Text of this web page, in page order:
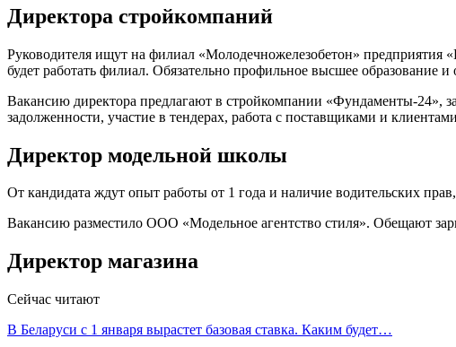
Директора стройкомпаний
Руководителя ищут на филиал «Молодечножелезобетон» предприятия
будет работать филиал. Обязательно профильное высшее образование и
Вакансию директора предлагают в стройкомпании «Фундаменты-24»,
задолженности, участие в тендерах, работа с поставщиками и
Директор модельной школы
От кандидата ждут опыт работы от 1 года и наличие водительских
Вакансию разместило ООО «Модельное агентство стиля». Обещают
Директор магазина
Сейчас читают
В Беларуси с 1 января вырастет базовая ставка. Каким будет…